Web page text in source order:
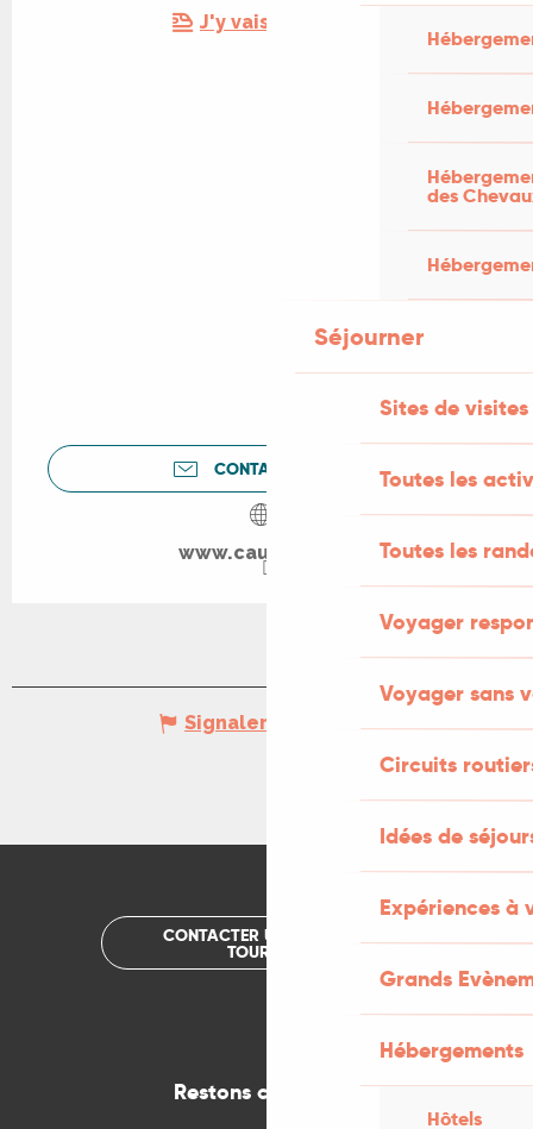
des
Séjourner
Sites de visites
Toutes les
Toutes les
Voyager
Voyager sans
Circuits
Idées de
Expériences à
Grands
Hébergements
Hôtels
J'y vais en train !
CONTACTEZ-NOUS
www.cauvaldor.fr
Signaler une erreur
CONTACTER UN OFFICE DE
TOURISME
Restons connectés